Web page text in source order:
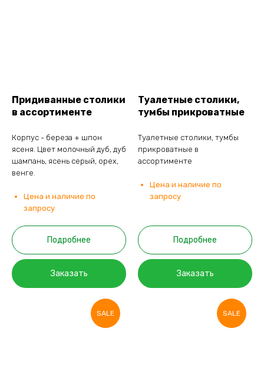
Придиванные столики
в ассортименте
Корпус - береза + шпон
ясеня. Цвет молочный дуб, дуб
шампань, ясень серый, орех,
венге.
Цена и наличие по
запросу
Подробнее
Заказать
Туалетные столики,
тумбы прикроватные
Туалетные столики, тумбы
прикроватные в
ассортименте
Цена и наличие по
запросу
Подробнее
Заказать
SALE SALE